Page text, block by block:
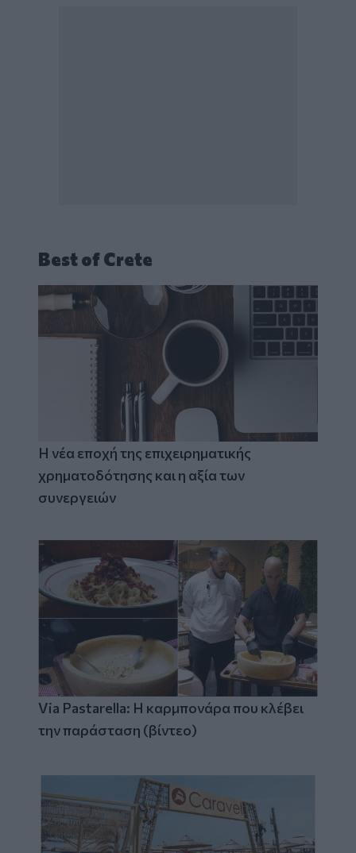
Best of Crete
Η νέα εποχή της επιχειρηματικής
χρηματοδότησης και η αξία των
συνεργειών
Via Pastarella: Η καρμπονάρα που κλέβει
την παράσταση (βίντεο)